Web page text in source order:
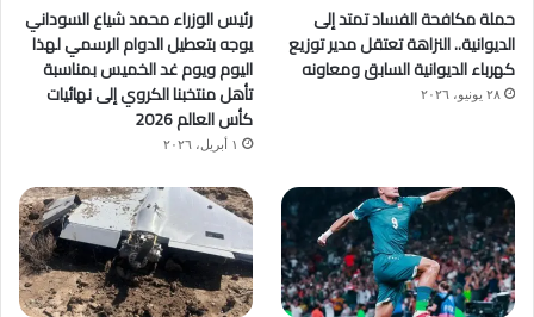
حملة مكافحة الفساد تمتد إلى
الديوانية.. النزاهة تعتقل مدير توزيع
كهرباء الديوانية السابق ومعاونه
٢٨ يونيو، ٢٠٢٦
رئيس الوزراء محمد شياع السوداني
يوجه بتعطيل الدوام الرسمي لهذا
اليوم ويوم غد الخميس بمناسبة
تأهل منتخبنا الكروي إلى نهائيات
كأس العالم 2026
١ أبريل، ٢٠٢٦